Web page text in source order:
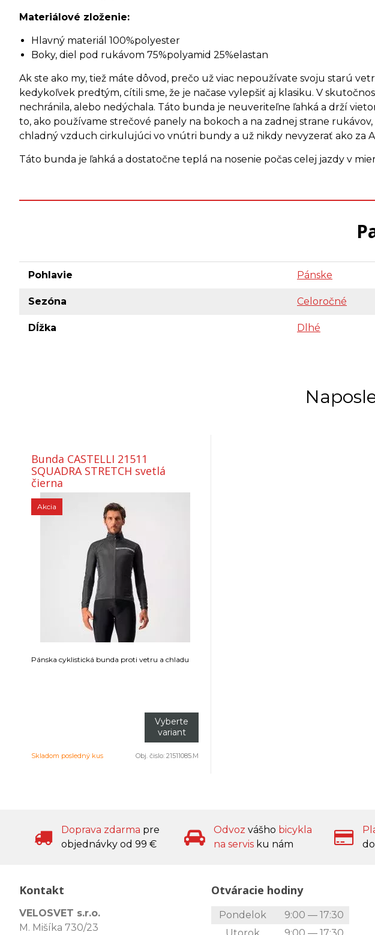
Materiálové zloženie:
Hlavný materiál 100%polyester
Boky, diel pod rukávom 75%polyamid 25%elastan
Ak ste ako my, tiež máte dôvod, prečo už viac nepoužívate svoju starú
kedykoľvek predtým, cítili sme, že je načase vylepšiť aj klasiku. V
nechránila, alebo nedýchala. Táto bunda je neuveriteľne ľahká a drží
to, ako používame strečové panely na bokoch a na zadnej strane
chladný vzduch cirkulujúci vo vnútri bundy a už nikdy nevyzerať ako za
Táto bunda je ľahká a dostatočne teplá na nosenie počas celej jazdy v
Pohlavie Pánske
Sezóna Celoročné
Dĺžka Dlhé
Bunda CASTELLI 21511
SQUADRA STRETCH svetlá
čierna
Akcia
Pánska cyklistická bunda proti vetru a chladu
Vyberte
variant
Skladom posledný kus Obj. čislo: 21511085.M
Doprava zdarma pre
objednávky od 99 €
Odvoz vášho bicykla
na servis ku nám
Kontakt
VELOSVET s.r.o.
M. Mišíka 730/23
Otváracie hodiny
Pondelok
9:00 — 17:30